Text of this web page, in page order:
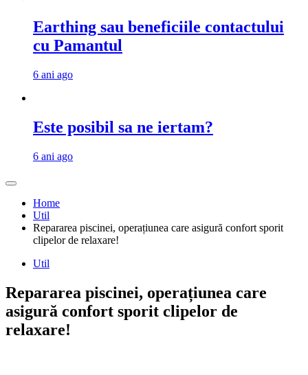
Earthing sau beneficiile contactului
cu Pamantul
6 ani ago
Este posibil sa ne iertam?
6 ani ago
Home
Util
Repararea piscinei, operațiunea care asigură confort sporit
clipelor de relaxare!
Util
Repararea piscinei, operațiunea care
asigură confort sporit clipelor de
relaxare!